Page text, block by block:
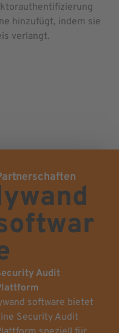
hinzufügt, indem sie
verlangt.
Audit
software bietet
Security Audit